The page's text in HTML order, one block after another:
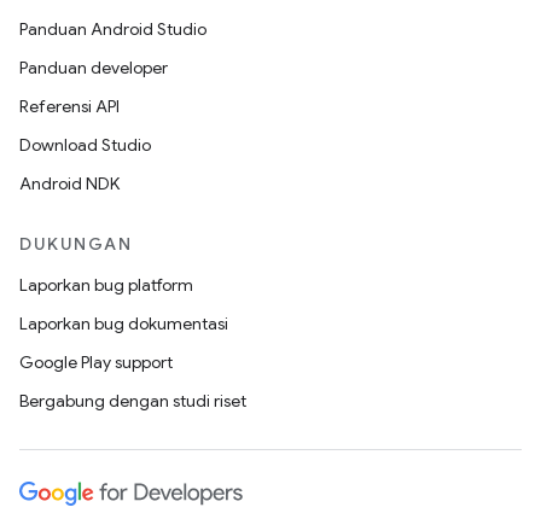
Panduan Android Studio
Panduan developer
Referensi API
Download Studio
Android NDK
DUKUNGAN
Laporkan bug platform
Laporkan bug dokumentasi
Google Play support
Bergabung dengan studi riset